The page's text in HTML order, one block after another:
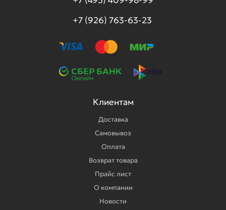
+7 (926) 763-63-23
Клиентам
Доставка
Самовывоз
Оплата
Возврат товара
Прайс лист
О компании
Новости